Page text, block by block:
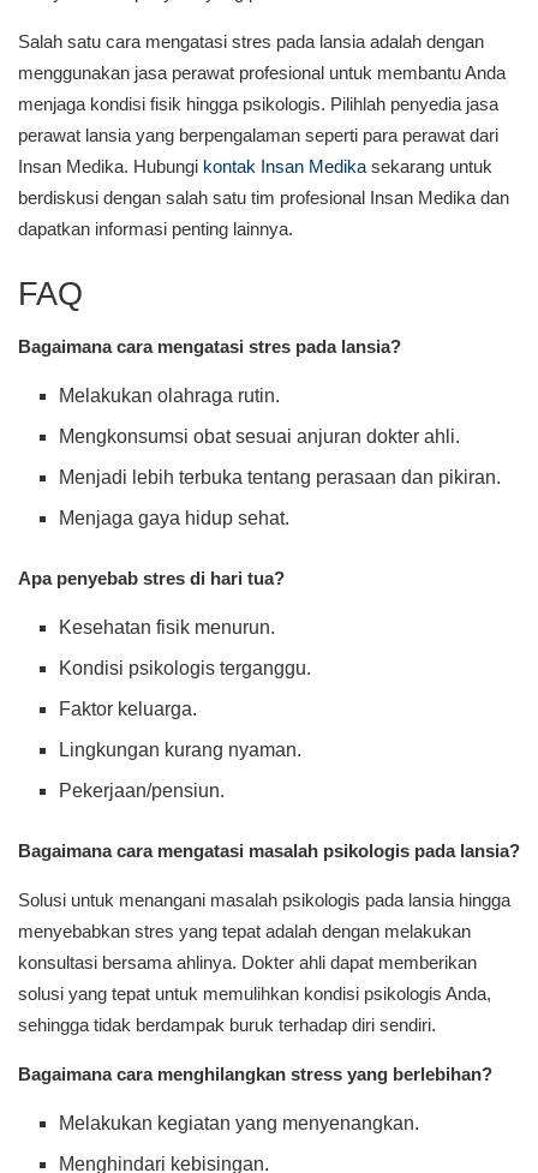
Salah satu cara mengatasi stres pada lansia adalah dengan
menggunakan jasa perawat profesional untuk membantu Anda
menjaga kondisi fisik hingga psikologis. Pilihlah penyedia jasa
perawat lansia yang berpengalaman seperti para perawat dari
Insan Medika. Hubungi kontak Insan Medika sekarang untuk
berdiskusi dengan salah satu tim profesional Insan Medika dan
dapatkan informasi penting lainnya.
FAQ
Bagaimana cara mengatasi stres pada lansia?
Melakukan olahraga rutin.
Mengkonsumsi obat sesuai anjuran dokter ahli.
Menjadi lebih terbuka tentang perasaan dan pikiran.
Menjaga gaya hidup sehat.
Apa penyebab stres di hari tua?
Kesehatan fisik menurun.
Kondisi psikologis terganggu.
Faktor keluarga.
Lingkungan kurang nyaman.
Pekerjaan/pensiun.
Bagaimana cara mengatasi masalah psikologis pada lansia?
Solusi untuk menangani masalah psikologis pada lansia hingga
menyebabkan stres yang tepat adalah dengan melakukan
konsultasi bersama ahlinya. Dokter ahli dapat memberikan
solusi yang tepat untuk memulihkan kondisi psikologis Anda,
sehingga tidak berdampak buruk terhadap diri sendiri.
Bagaimana cara menghilangkan stress yang berlebihan?
Melakukan kegiatan yang menyenangkan.
Menghindari kebisingan.